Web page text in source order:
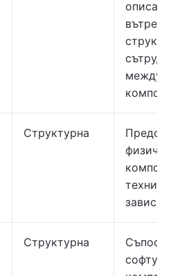
между
Структурна
техните
Структурна